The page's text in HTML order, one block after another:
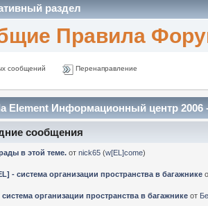
раздел
Правила
сообщений Перенаправление
Element Информационный центр
сообщения
в этой теме. отnick65 (w[EL]come)
- система организации пространства в багажнике
организации пространства в багажнике от